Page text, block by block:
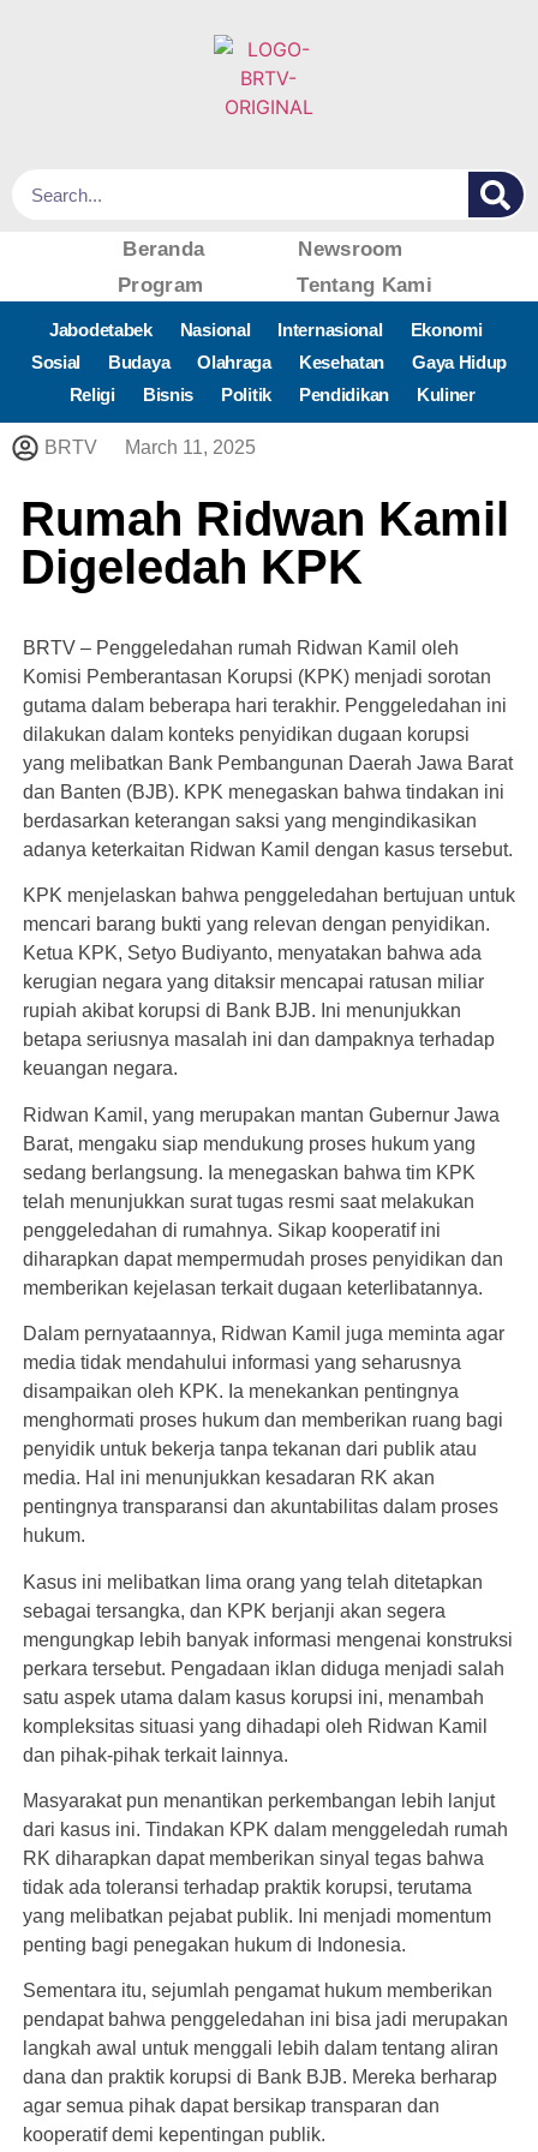
Beranda
Newsroom
Program
Tentang Kami
Jabodetabek Nasional Internasional
Ekonomi
Sosial
Budaya Olahraga Kesehatan
Gaya Hidup
Religi
Bisnis Politik Pendidikan Kuliner
BRTV March 11, 2025
Rumah Ridwan Kamil
Digeledah KPK
BRTV – Penggeledahan rumah Ridwan Kamil oleh
Komisi Pemberantasan Korupsi (KPK) menjadi sorotan
gutama dalam beberapa hari terakhir. Penggeledahan ini
dilakukan dalam konteks penyidikan dugaan korupsi
yang melibatkan Bank Pembangunan Daerah Jawa Barat
dan Banten (BJB). KPK menegaskan bahwa tindakan ini
berdasarkan keterangan saksi yang mengindikasikan
adanya keterkaitan Ridwan Kamil dengan kasus tersebut.
KPK menjelaskan bahwa penggeledahan bertujuan untuk
mencari barang bukti yang relevan dengan penyidikan.
Ketua KPK, Setyo Budiyanto, menyatakan bahwa ada
kerugian negara yang ditaksir mencapai ratusan miliar
rupiah akibat korupsi di Bank BJB. Ini menunjukkan
betapa seriusnya masalah ini dan dampaknya terhadap
keuangan negara.
Ridwan Kamil, yang merupakan mantan Gubernur Jawa
Barat, mengaku siap mendukung proses hukum yang
sedang berlangsung. Ia menegaskan bahwa tim KPK
telah menunjukkan surat tugas resmi saat melakukan
penggeledahan di rumahnya. Sikap kooperatif ini
diharapkan dapat mempermudah proses penyidikan dan
memberikan kejelasan terkait dugaan keterlibatannya.
Dalam pernyataannya, Ridwan Kamil juga meminta agar
media tidak mendahului informasi yang seharusnya
disampaikan oleh KPK. Ia menekankan pentingnya
menghormati proses hukum dan memberikan ruang bagi
penyidik untuk bekerja tanpa tekanan dari publik atau
media. Hal ini menunjukkan kesadaran RK akan
pentingnya transparansi dan akuntabilitas dalam proses
hukum.
Kasus ini melibatkan lima orang yang telah ditetapkan
sebagai tersangka, dan KPK berjanji akan segera
mengungkap lebih banyak informasi mengenai konstruksi
perkara tersebut. Pengadaan iklan diduga menjadi salah
satu aspek utama dalam kasus korupsi ini, menambah
kompleksitas situasi yang dihadapi oleh Ridwan Kamil
dan pihak-pihak terkait lainnya.
Masyarakat pun menantikan perkembangan lebih lanjut
dari kasus ini. Tindakan KPK dalam menggeledah rumah
RK diharapkan dapat memberikan sinyal tegas bahwa
tidak ada toleransi terhadap praktik korupsi, terutama
yang melibatkan pejabat publik. Ini menjadi momentum
penting bagi penegakan hukum di Indonesia.
Sementara itu, sejumlah pengamat hukum memberikan
pendapat bahwa penggeledahan ini bisa jadi merupakan
langkah awal untuk menggali lebih dalam tentang aliran
dana dan praktik korupsi di Bank BJB. Mereka berharap
agar semua pihak dapat bersikap transparan dan
kooperatif demi kepentingan publik.